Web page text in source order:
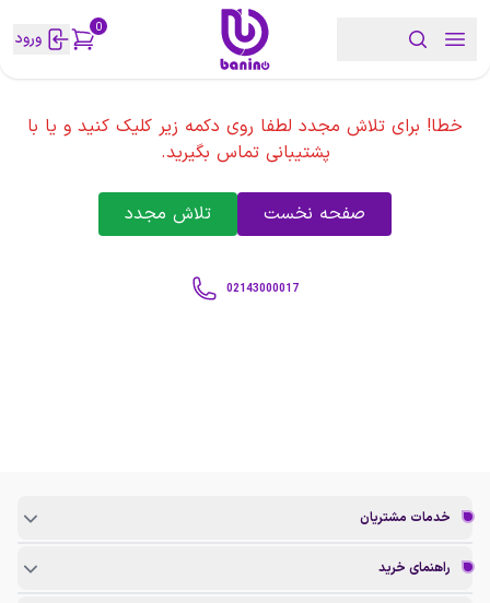
0 ورود
خطا! برای تلاش مجدد لطفا روی دکمه زیر کلیک کنید و یا با
پشتیبانی تماس بگیرید.
صفحه نخست تلاش مجدد
02143000017
خدمات مشتریان
راهنمای خرید